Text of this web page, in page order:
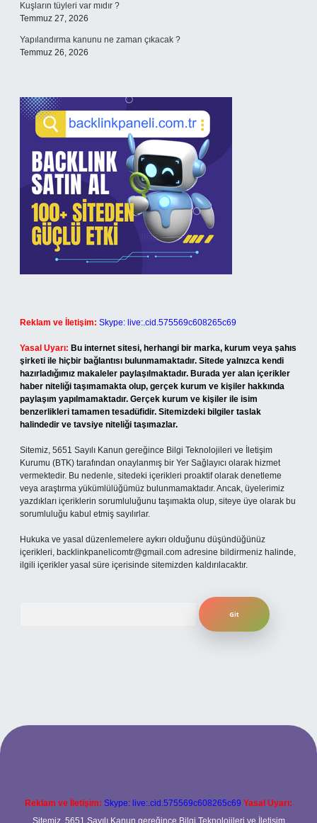
Kuşların tüyleri var mıdır ?
Temmuz 27, 2026
Yapılandırma kanunu ne zaman çıkacak ?
Temmuz 26, 2026
Reklam ve İletişim: Skype: live:.cid.575569c608265c69
Yasal Uyarı: Bu internet sitesi, herhangi bir marka, kurum veya şahıs
şirketi ile hiçbir bağlantısı bulunmamaktadır. Sitede yalnızca kendi
hazırladığımız makaleler paylaşılmaktadır. Burada yer alan içerikler
haber niteliği taşımamakta olup, gerçek kurum ve kişiler hakkında
paylaşım yapılmamaktadır. Gerçek kurum ve kişiler ile isim
benzerlikleri tamamen tesadüfidir. Sitemizdeki bilgiler taslak
halindedir ve tavsiye niteliği taşımazlar.
Sitemiz, 5651 Sayılı Kanun gereğince Bilgi Teknolojileri ve İletişim
Kurumu (BTK) tarafından onaylanmış bir Yer Sağlayıcı olarak hizmet
vermektedir. Bu nedenle, sitedeki içerikleri proaktif olarak denetleme
veya araştırma yükümlülüğümüz bulunmamaktadır. Ancak, üyelerimiz
yazdıkları içeriklerin sorumluluğunu taşımakta olup, siteye üye olarak bu
sorumluluğu kabul etmiş sayılırlar.
Hukuka ve yasal düzenlemelere aykırı olduğunu düşündüğünüz
içerikleri, backlinkpanelicomtr@gmail.com adresine bildirmeniz halinde,
ilgili içerikler yasal süre içerisinde sitemizden kaldırılacaktır.
Reklam ve İletişim: Skype: live:.cid.575569c608265c69 Yasal Uyarı:
Sitemiz, 5651 Sayılı Kanun gereğince Bilgi Teknolojileri ve İletişim